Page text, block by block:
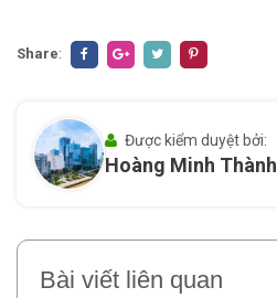
Share:
Được kiểm duyệt bởi:
Hoàng Minh Thành
Bài viết liên quan